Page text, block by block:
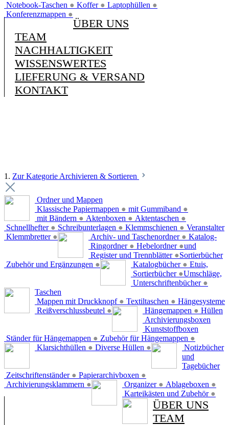
Notebook-Taschen ● Koffer ● Laptophüllen ●
Konferenzmappen ●
ÜBER UNS
TEAM
NACHHALTIGKEIT
WISSENSWERTES
LIEFERUNG & VERSAND
KONTAKT
1. Zur Kategorie Archivieren & Sortieren
Ordner und Mappen
Klassische Papiermappen ● mit Gummiband ●
mit Bändern ● Aktenboxen ● Aktentaschen ●
Schnellhefter ● Schreibunterlagen ● Klemmschienen ●
Klemmbretter ●
Veranstalter
Archiv- und Taschenordner ●
Ringordner ● Hebelordner ●
Register und Trennblätter ●
Zubehör und Ergänzungen ●
Katalog-
und
Sortierbücher
Katalogbücher ●
Sortierbücher ●
Unterschriftenbücher ●
Etuis,
Umschläge,
Taschen
Mappen mit Druckknopf ● Textiltaschen ●
Reißverschlussbeutel ●
Hängesysteme
Hängemappen ●
Ständer für Hängemappen ● Zubehör für Hängemappen ●
Hüllen
Klarsichthüllen ● Diverse Hüllen ●
Archivierungsboxen
Zeitschriftenständer ● Papierarchivboxen ●
Archivierungsklammern ●
Kunststoffboxen
Organizer ● Ablageboxen ●
Karteikästen und Zubehör ●
Notizbücher
und
Tagebücher
ÜBER UNS
TEAM